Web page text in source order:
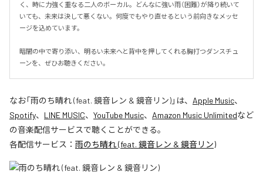
く、時に力強く重なる二人のボーカル。どんなに強い雨（困難）が降り続いて
いても、未来は決して悪くない。何度でもやり直せるという前向きなメッセ
ージを込めています。
暗闇の中で寄り添い、明るい未来へと背中を押してくれる胸打つダンスチュ
ーンを、ぜひお聴きください。
なお「雨のち晴れ (feat. 鏡音レン & 鏡音リン)」は、 Apple Music、
Spotify、 LINE MUSIC、 YouTube Music、 Amazon Music Unlimitedなど
の音楽配信サービスで聴くことができる。
各配信サービス： 雨のち晴れ (feat. 鏡音レン & 鏡音リン)